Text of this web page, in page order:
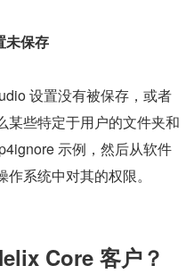
未保存
设置没有被保存，或者
某些特定于用户的文件夹和
示例，然后从软件
系统中对其的权限。
Core 客户？